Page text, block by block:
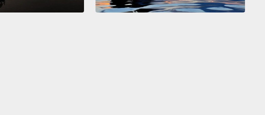
Sir, there is a bridge behind you. There is a man on the